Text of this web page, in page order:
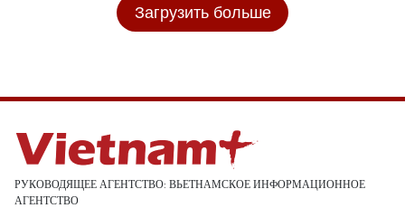
Загрузить больше
РУКОВОДЯЩЕЕ АГЕНТСТВО: ВЬЕТНАМСКОЕ ИНФОРМАЦИОННОЕ
АГЕНТСТВО